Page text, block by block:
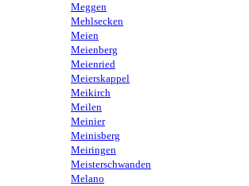
Meggen
Mehlsecken
Meien
Meienberg
Meienried
Meierskappel
Meikirch
Meilen
Meinier
Meinisberg
Meiringen
Meisterschwanden
Melano